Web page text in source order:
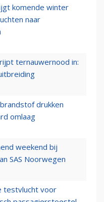
komende winter
naar
ternauwernood in:
drukken
omlaag
weekend bij
SAS Noorwegen
testvlucht voor